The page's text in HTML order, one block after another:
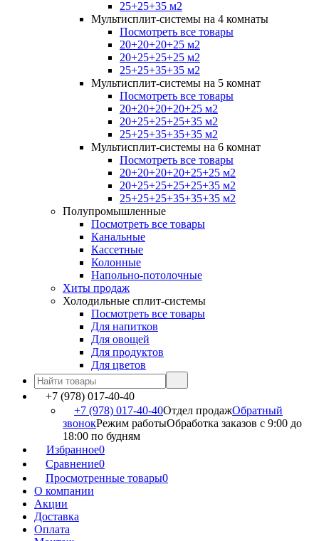
25+25+35 м2
Мультисплит-системы на 4 комнаты
Посмотреть все товары
20+20+20+25 м2
20+25+25+25 м2
25+25+35+35 м2
Мультисплит-системы на 5 комнат
Посмотреть все товары
20+20+20+20+25 м2
20+25+25+25+35 м2
25+25+35+35+35 м2
Мультисплит-системы на 6 комнат
Посмотреть все товары
20+20+20+20+25+25 м2
20+25+25+25+25+35 м2
25+25+25+35+35+35 м2
Полупромышленные
Посмотреть все товары
Канальные
Кассетные
Колонные
Напольно-потолочные
Хиты продаж
Холодильные сплит-системы
Посмотреть все товары
Для напитков
Для овощей
Для продуктов
Для цветов
+7 (978) 017-40-40
+7 (978) 017-40-40Отдел продажОбратный
звонокРежим работыОбработка заказов с 9:00 до
18:00 по будням
Избранное0
Сравнение0
Просмотренные товары0
О компании
Акции
Доставка
Оплата